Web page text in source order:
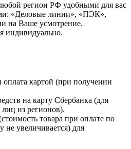
регион РФ удобными для вас
«Деловые линии», «ПЭК»,
на Ваше усмотрение.
индивидуально.
картой (при получении
на карту Сбербанка (для
лиц из регионов).
товара при оплате по
не увеличивается) для